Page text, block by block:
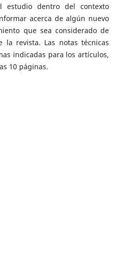
dentro del contexto
acerca de algún nuevo
que sea considerado de
la revista. Las notas técnicas
indicadas para los artículos,
10 páginas.